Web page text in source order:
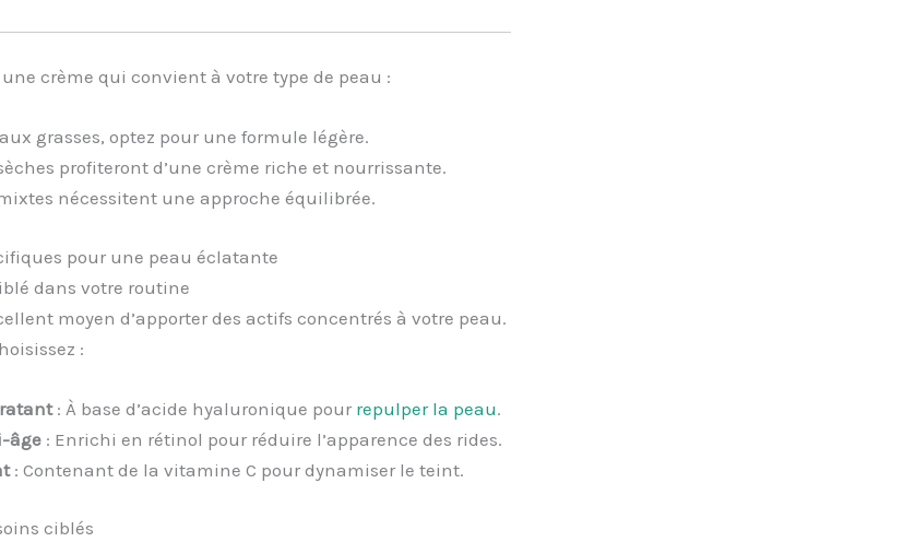
crème qui convient à votre type de peau :
grasses, optez pour une formule légère.
profiteront d’une crème riche et nourrissante.
nécessitent une approche équilibrée.
pour une peau éclatante
dans votre routine
moyen d’apporter des actifs concentrés à votre peau.
:
: À base d’acide hyaluronique pour repulper la peau.
âge: Enrichi en rétinol pour réduire l’apparence des rides.
: Contenant de la vitamine C pour dynamiser le teint.
ciblés